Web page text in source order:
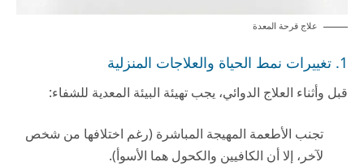
علاج قرحة المعدة
1. تغييرات نمط الحياة والعلاجات المنزلية
قبل وأثناء العلاج الدوائي، يجب تهيئة البيئة المعدية للشفاء:
تجنب الأطعمة المهيجة المباشرة (رغم اختلافها من شخص
لآخر، إلا أن الكافيين والكحول هما الأسوأ).